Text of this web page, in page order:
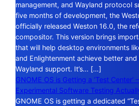
management, and Wayland protocol
five months of development, the
officially released Weston 16.0, the
compositor. This version brings
that will help desktop environments
and Enlightenment achieve better
Wayland support. It’s… […]
GNOME OS is Getting a ‘Test Center’
Experimental Software Testing
GNOME OS is getting a dedicated